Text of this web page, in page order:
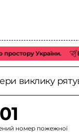
України.
виклику
номер пожежної